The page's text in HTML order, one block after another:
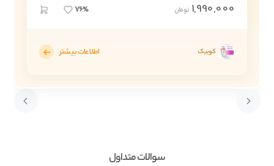
1,990,000 تومان 76%
کوییک اطلاعات بیشتر
سوالات متداول